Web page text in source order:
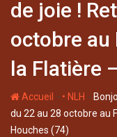
de joie !
octobre au
la Flatière
Accueil - • NLH -
du 22 au 28 octobre au
Houches (74)